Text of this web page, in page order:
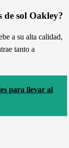
de sol Oakley?
a su alta calidad,
tanto a
para llevar al